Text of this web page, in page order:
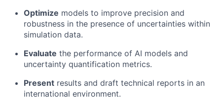
Optimize models to improve precision and
robustness in the presence of uncertainties within
simulation data.
Evaluate the performance of AI models and
uncertainty quantification metrics.
Present results and draft technical reports in an
international environment.